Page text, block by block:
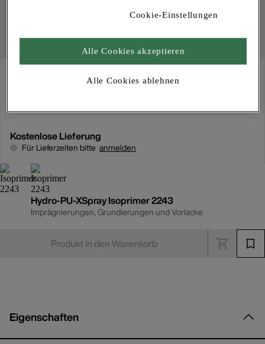
Für Verfügbarkeiten bitteanmelden
Kostenlose Lieferung
Für Lieferzeiten bitte anmelden
Hydro-PU-XSpray Isoprimer 2243
Imprägnierungen, Grundierungen und Vorlacke
Produkt in den Warenkorb
Eigenschaften
Cookie-Einstellungen
Alle Cookies ablehnen
Alle Cookies akzeptieren